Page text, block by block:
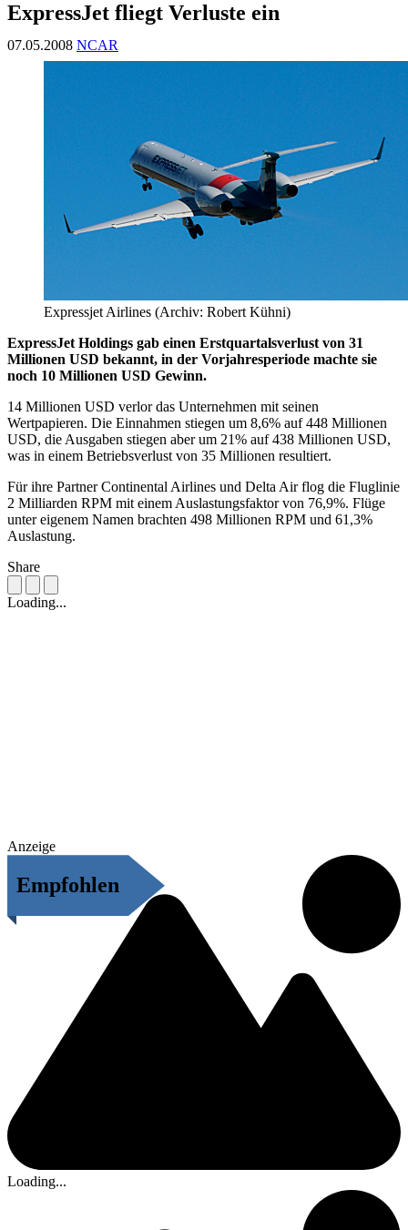
ExpressJet fliegt Verluste ein
07.05.2008 NCAR
Expressjet Airlines (Archiv: Robert Kühni)
ExpressJet Holdings gab einen Erstquartalsverlust von 31
Millionen USD bekannt, in der Vorjahresperiode machte sie
noch 10 Millionen USD Gewinn.
14 Millionen USD verlor das Unternehmen mit seinen
Wertpapieren. Die Einnahmen stiegen um 8,6% auf 448 Millionen
USD, die Ausgaben stiegen aber um 21% auf 438 Millionen USD,
was in einem Betriebsverlust von 35 Millionen resultiert.
Für ihre Partner Continental Airlines und Delta Air flog die Fluglinie
2 Milliarden RPM mit einem Auslastungsfaktor von 76,9%. Flüge
unter eigenem Namen brachten 498 Millionen RPM und 61,3%
Auslastung.
Share
Loading...
Anzeige
Empfohlen
Loading...